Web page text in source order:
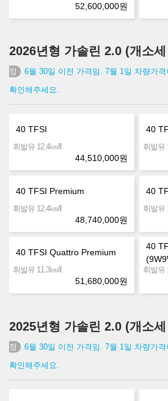
52,600,000원
2026년형 가솔린 2.0 (개소
6월 30일 이전 가격임. 7월 1일 차량가
확인해주세요.
40 TFSI
휘발유 12.4㎞/ℓ
44,510,000원
40
휘발유
40 TFSI Premium
휘발유 12.4㎞/ℓ
48,740,000원
40
휘발유
40 TFSI Quattro Premium
휘발유 11.3㎞/ℓ
51,680,000원
40
휘발유
2025년형 가솔린 2.0 (개소
6월 30일 이전 가격임. 7월 1일 차량가
확인해주세요.